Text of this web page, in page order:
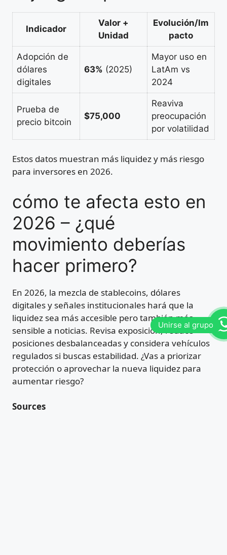
Indicador
Valor +
Unidad
Evolución/Im
pacto
Adopción de
dólares
digitales
63% (2025)
Mayor uso en
LatAm vs
2024
Prueba de
precio bitcoin
$75,000
Reaviva
preocupación
por volatilidad
Estos datos muestran más liquidez y más riesgo
para inversores en 2026.
cómo te afecta esto en
2026 – ¿qué
movimiento deberías
hacer primero?
En 2026, la mezcla de stablecoins, dólares
digitales y señales institucionales hará que la
liquidez sea más accesible pero también más
sensible a noticias. Revisa exposición, reduce
posiciones desbalanceadas y considera vehículos
regulados si buscas estabilidad. ¿Vas a priorizar
protección o aprovechar la nueva liquidez para
aumentar riesgo?
Sources